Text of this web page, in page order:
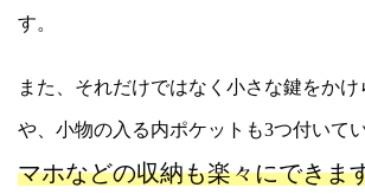
す。
また、それだけではなく小さな鍵をか
や、小物の入る内ポケットも3つ付いてい
マホなどの収納も楽々にできま